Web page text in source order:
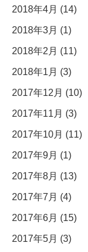
2018年4月 (14)
2018年3月 (1)
2018年2月 (11)
2018年1月 (3)
2017年12月 (10)
2017年11月 (3)
2017年10月 (11)
2017年9月 (1)
2017年8月 (13)
2017年7月 (4)
2017年6月 (15)
2017年5月 (3)